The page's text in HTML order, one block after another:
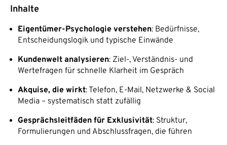
Inhalte
Eigentümer-Psychologie verstehen: Bedürfnisse,
Entscheidungslogik und typische Einwände
Kundenwelt analysieren: Ziel-, Verständnis- und
Wertefragen für schnelle Klarheit im Gespräch
Akquise, die wirkt: Telefon, E-Mail, Netzwerke & Social
Media – systematisch statt zufällig
Gesprächsleitfäden für Exklusivität: Struktur,
Formulierungen und Abschlussfragen, die führen